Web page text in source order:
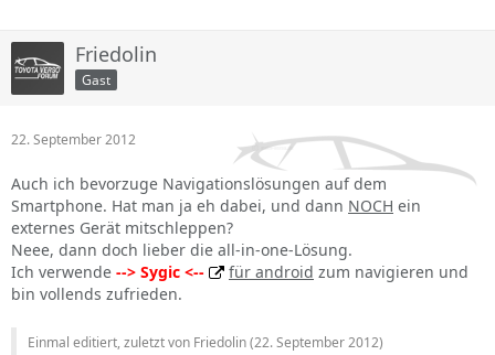
Friedolin
Gast
22. September 2012
Auch ich bevorzuge Navigationslösungen auf dem
Smartphone. Hat man ja eh dabei, und dann NOCH ein
externes Gerät mitschleppen?
Neee, dann doch lieber die all-in-one-Lösung.
Ich verwende --> Sygic <-- für android zum navigieren und
bin vollends zufrieden.
Einmal editiert, zuletzt von Friedolin (22. September 2012)